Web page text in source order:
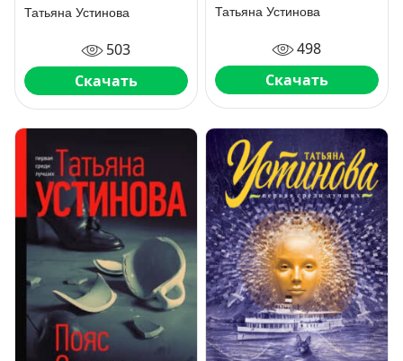
Татьяна Устинова
503
Скачать
Татьяна Устинова
498
Скачать